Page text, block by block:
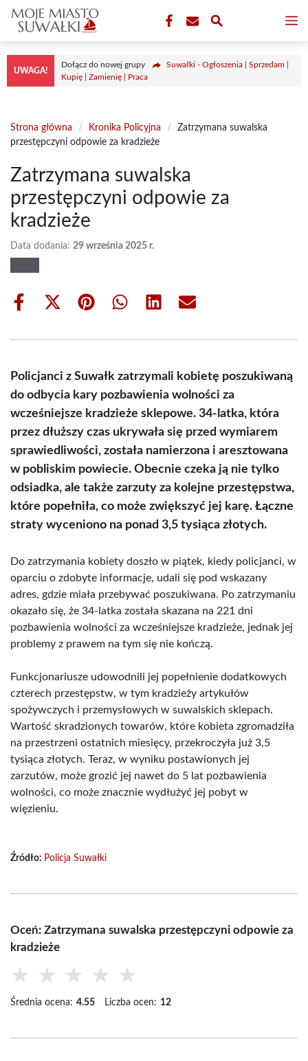
Przejdź
treści
UWAGA!
Dołącz do nowej grupy
Suwałki - Ogłoszenia | Sprzedam |
Kupię | Zamienię | Praca
Strona główna / Kronika Policyjna /
Zatrzymana suwalska
przestępczyni odpowie za kradzieże
Zatrzymana suwalska
przestępczyni odpowie za
kradzieże
Data dodania: 29 września 2025 r.
Share
Share
(Twitter)
Share Share Share Share
Policjanci z Suwałk zatrzymali kobietę poszukiwaną
do odbycia kary pozbawienia wolności za
wcześniejsze kradzieże sklepowe. 34-latka, która
przez dłuższy czas ukrywała się przed wymiarem
sprawiedliwości, została namierzona i aresztowana
w pobliskim powiecie. Obecnie czeka ją nie tylko
odsiadka, ale także zarzuty za kolejne przestępstwa,
które popełniła, co może zwiększyć jej karę. Łączne
straty wyceniono na ponad 3,5 tysiąca złotych.
Do zatrzymania kobiety doszło w piątek, kiedy policjanci, w
oparciu o zdobyte informacje, udali się pod wskazany
adres, gdzie miała przebywać poszukiwana. Po zatrzymaniu
okazało się, że 34-latka została skazana na 221 dni
pozbawienia wolności za wcześniejsze kradzieże, jednak jej
problemy z prawem na tym się nie kończą.
Funkcjonariusze udowodnili jej popełnienie dodatkowych
czterech przestępstw, w tym kradzieży artykułów
spożywczych i przemysłowych w suwalskich sklepach.
Wartość skradzionych towarów, które kobieta zgromadziła
na przestrzeni ostatnich miesięcy, przekroczyła już 3,5
tysiąca złotych. Teraz, w wyniku postawionych jej
zarzutów, może grozić jej nawet do 5 lat pozbawienia
wolności, co może znacznie wydłużyć jej pobyt w
więzieniu.
Źródło: Policja Suwałki
Oceń: Zatrzymana suwalska przestępczyni odpowie za
kradzieże
★ ★ ★ ★ ★
Średnia ocena: 4.55 Liczba ocen: 12